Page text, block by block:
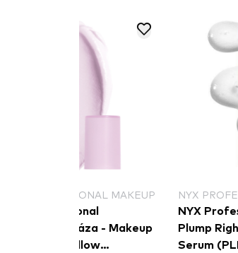
NYX PROFESSIONAL MAKEUP
NYX Professional Makeup
Plump Right Back Primer &
Serum (PLPRSB)